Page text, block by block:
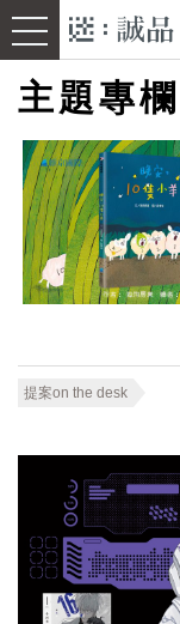
主題專欄
提案on the desk